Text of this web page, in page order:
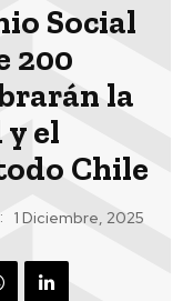
Social
200
la
el
Chile
1 Diciembre, 2025